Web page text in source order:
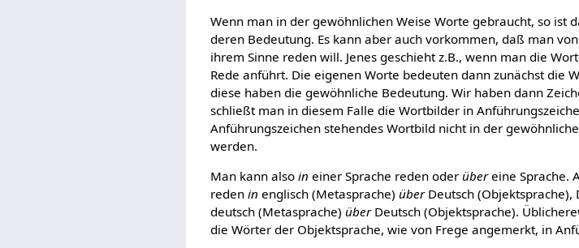
Wenn man in der gewöhnlichen Weise Worte gebraucht, so ist
deren Bedeutung. Es kann aber auch vorkommen, daß man
ihrem Sinne reden will. Jenes geschieht z.B., wenn man die
Rede anführt. Die eigenen Worte bedeuten dann zunächst die
diese haben die gewöhnliche Bedeutung. Wir haben dann
schließt man in diesem Falle die Wortbilder in
Anführungszeichen stehendes Wortbild nicht in der
werden.
Man kann alsoin einer Sprache reden oderübereine Sprache.
redenin englisch (Metasprache)überDeutsch
deutsch (Metasprache)überDeutsch (Objektsprache).
die Wörter der Objektsprache, wie von Frege angemerkt, in